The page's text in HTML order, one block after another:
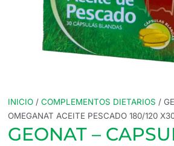
INICIO / COMPLEMENTOS DIETARIOS /
OMEGANAT ACEITE PESCADO 180/120
GEONAT –